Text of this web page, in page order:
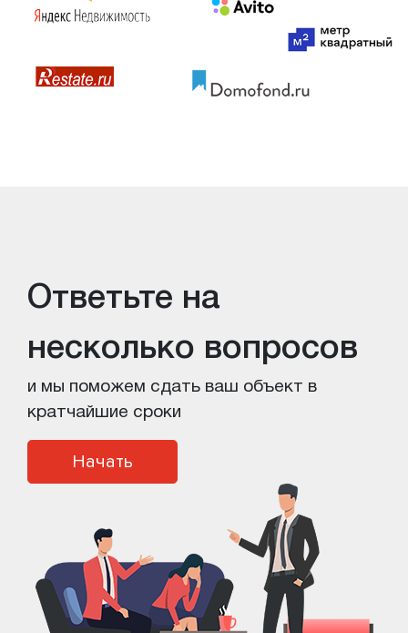
Ответьте на
несколько вопросов
и мы поможем сдать ваш объект в
кратчайшие сроки
Начать